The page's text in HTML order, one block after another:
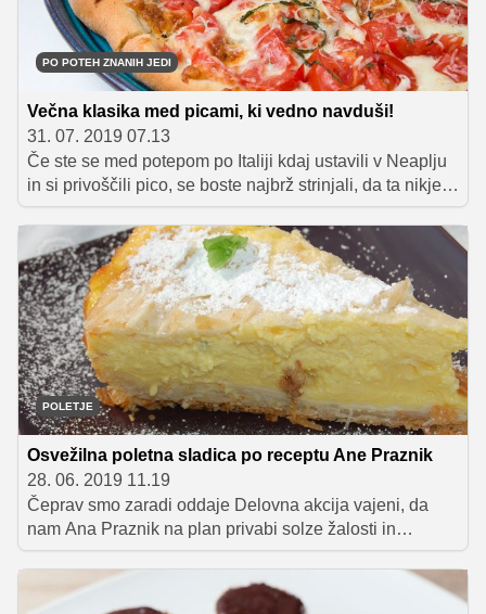
PO POTEH ZNANIH JEDI
Večna klasika med picami, ki vedno navduši!
31. 07. 2019 07.13
Če ste se med potepom po Italiji kdaj ustavili v Neaplju
in si privoščili pico, se boste najbrž strinjali, da ta nikjer
na svetu nima enakega okusa kot prav tam. Še posebej
to velja za njihovo avtohtono margerito, ki se ponaša z
bogato in tudi nekoliko mistično zgodovino. Obenem
velja tudi za eno redkih vrst pice, ki jo je mogoče naročiti
praktično po vsem svetu in ob tem jasno vedeti, kaj
boste dobili na krožniku.
POLETJE
Osvežilna poletna sladica po receptu Ane Praznik
28. 06. 2019 11.19
Čeprav smo zaradi oddaje Delovna akcija vajeni, da
nam Ana Praznik na plan privabi solze žalosti in
sočutja, smo pred dnevi jokali od smeha, ko je
simpatična voditeljica na svoj Instagram delila
fotografijo ponesrečene pite. Da je bila stvar še bolj